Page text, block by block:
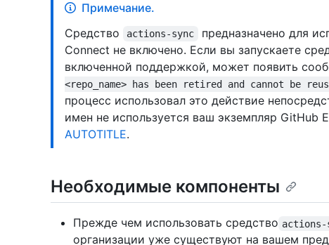
Примечание.
Средство
actions-sync
предназначено для
Connect не включено. Если вы запускаете
включенной поддержкой, может появить
<repo_name> has been retired and cannot be
процесс использовал это действие
имен не используется ваш экземпляр GitHub
AUTOTITLE.
Необходимые компоненты
Прежде чем использовать средство actions-
организации уже существуют на вашем